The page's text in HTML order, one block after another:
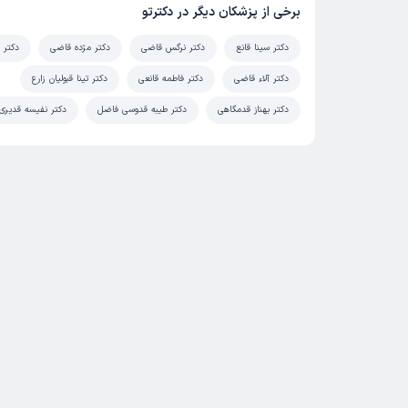
برخی از پزشکان دیگر در دکترتو
دکتر سینا قانع دکتر نرگس قاضی دکتر مژده قاضی
دکتر آلاء قاضی دکتر فاطمه قانعی دکتر تینا قبولیان زارع
دکتر بهناز قدمگاهی دکتر طیبه قدوسی فاضل دکتر نفیسه